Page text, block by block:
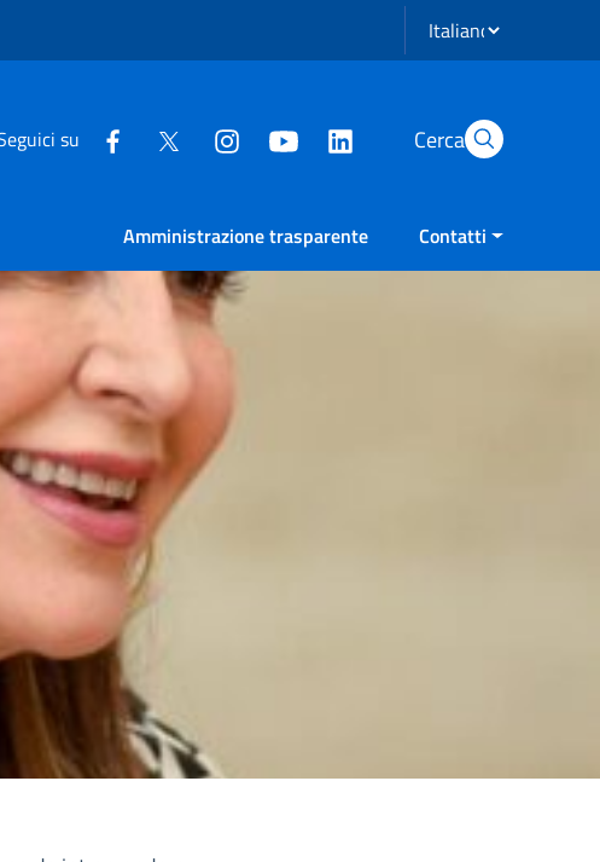
Seleziona lingua
su Cerca
Amministrazione trasparente Contatti